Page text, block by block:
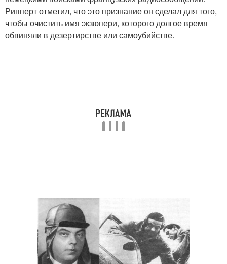
Рипперт отметил, что это признание он сделал для того,
чтобы очистить имя экзюпери, которого долгое время
обвиняли в дезертирстве или самоубийстве.